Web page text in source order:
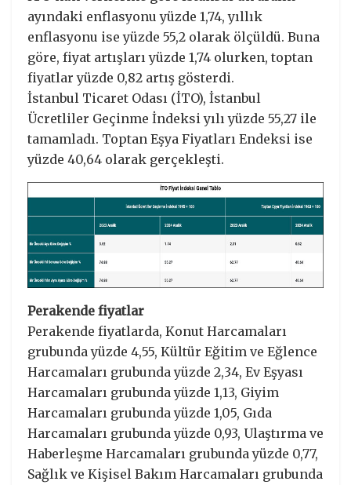
ayındaki enflasyonu yüzde 1,74, yıllık
enflasyonu ise yüzde 55,2 olarak ölçüldü. Buna
göre, fiyat artışları yüzde 1,74 olurken, toptan
fiyatlar yüzde 0,82 artış gösterdi.
İstanbul Ticaret Odası (İTO), İstanbul
Ücretliler Geçinme İndeksi yılı yüzde 55,27 ile
tamamladı. Toptan Eşya Fiyatları Endeksi ise
yüzde 40,64 olarak gerçekleşti.
Perakende fiyatlar
Perakende fiyatlarda, Konut Harcamaları
grubunda yüzde 4,55, Kültür Eğitim ve Eğlence
Harcamaları grubunda yüzde 2,34, Ev Eşyası
Harcamaları grubunda yüzde 1,13, Giyim
Harcamaları grubunda yüzde 1,05, Gıda
Harcamaları grubunda yüzde 0,93, Ulaştırma ve
Haberleşme Harcamaları grubunda yüzde 0,77,
Sağlık ve Kişisel Bakım Harcamaları grubunda